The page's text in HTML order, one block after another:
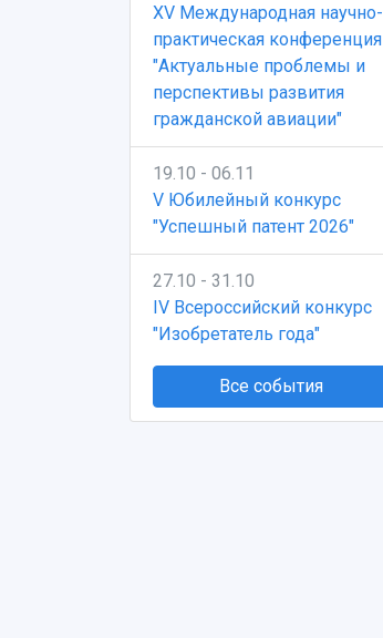
XV Международная научно-
практическая конференция
"Актуальные проблемы и
перспективы развития
гражданской авиации"
19.10 - 06.11
V Юбилейный конкурс
"Успешный патент 2026"
27.10 - 31.10
IV Всероссийский конкурс
"Изобретатель года"
Все события